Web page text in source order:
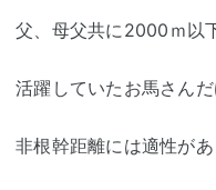
父、母父共に2000ｍ以
活躍していたお馬さん
非根幹距離には適性があ